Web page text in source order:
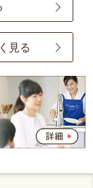
見る